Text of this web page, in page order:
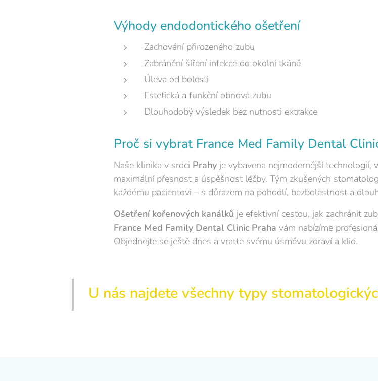
Výhody endodontického ošetření
Zachování přirozeného zubu
Zabránění šíření infekce do okolní tkáně
Úleva od bolesti
Estetická a funkční obnova zubu
Dlouhodobý výsledek bez nutnosti extrakce
Proč si vybrat France Med Family Dental
Naše klinika v srdci Prahyje vybavena nejmodernější technologií,
maximální přesnost a úspěšnost léčby. Tým zkušených
každému pacientovi – s důrazem na pohodlí, bezbolestnost a
Ošetření kořenových kanálků je efektivní cestou, jak zachránit
France Med Family Dental Clinic Praha vám nabízíme
Objednejte se ještě dnes a vraťte svému úsměvu zdraví a klid.
U nás najdete všechny typy